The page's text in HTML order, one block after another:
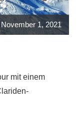
November 1, 2021
mit einem